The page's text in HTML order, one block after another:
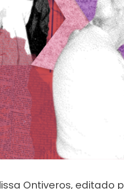
Pago con tarjeta
Formas
Ontiveros, editado